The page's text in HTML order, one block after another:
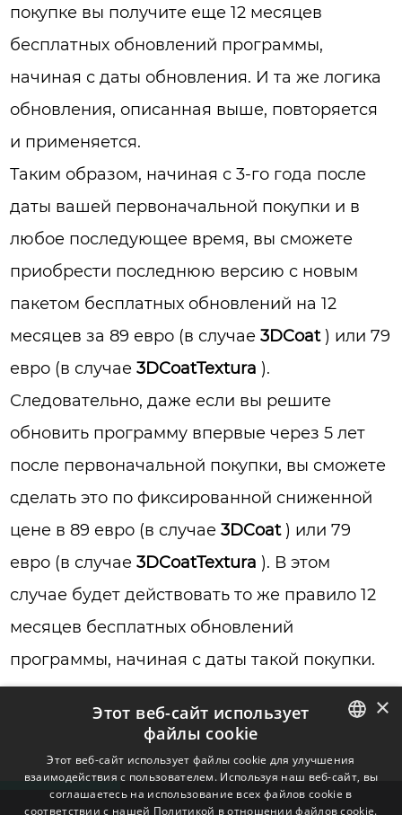
покупке вы получите еще 12 месяцев
бесплатных обновлений программы,
начиная с даты обновления. И та же логика
обновления, описанная выше, повторяется
и применяется.
Таким образом, начиная с 3-го года после
даты вашей первоначальной покупки и в
любое последующее время, вы сможете
приобрести последнюю версию с новым
пакетом бесплатных обновлений на 12
месяцев за 89 евро (в случае3DCoat) или 79
евро (в случае3DCoatTextura ).
Следовательно, даже если вы решите
обновить программу впервые через 5 лет
после первоначальной покупки, вы сможете
сделать это по фиксированной сниженной
цене в 89 евро (в случае3DCoat) или 79
евро (в случае3DCoatTextura ). В этом
случае будет действовать то же правило 12
месяцев бесплатных обновлений
программы, начиная с даты такой покупки.
ENGLISH
BULGARIAN
×
Этот веб-сайт использует
файлы cookie
Этот веб-сайт использует файлы cookie для улучшения
взаимодействия с пользователем. Используя наш веб-сайт, вы
соглашаетесь на использование всех файлов cookie в
соответствии с нашей Политикой в ​​отношении файлов cookie.